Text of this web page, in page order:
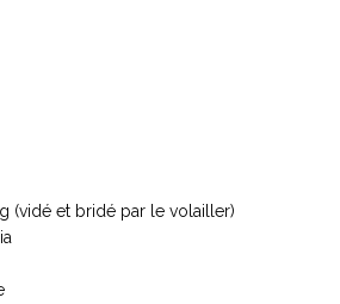
(vidé et bridé par le volailler)